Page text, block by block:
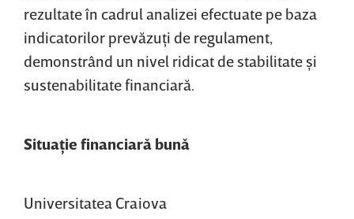
rezultate în cadrul analizei efectuate pe baza
indicatorilor prevăzuţi de regulament,
demonstrând un nivel ridicat de stabilitate şi
sustenabilitate financiară.
Situaţie financiară bună
Universitatea Craiova